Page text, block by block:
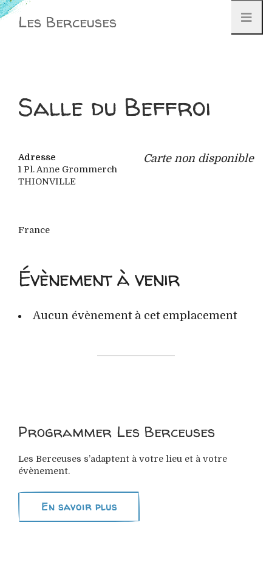
Aller
au
Les Berceuses
Salle du Beffroi
Carte non disponible
Adresse
1 Pl. Anne Grommerch
THIONVILLE
France
Évènement à venir
Aucun évènement à cet emplacement
Programmer Les Berceuses
Les Berceuses s’adaptent à votre lieu et à votre
évènement.
En savoir plus